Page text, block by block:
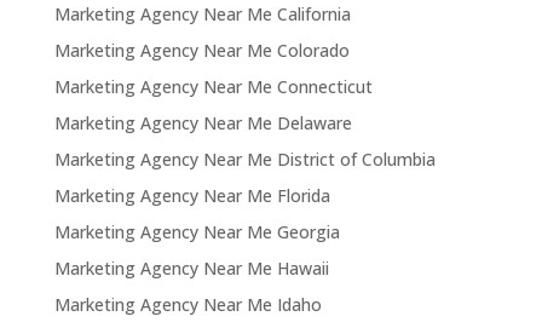
Marketing Agency Near Me California
Marketing Agency Near Me Colorado
Marketing Agency Near Me Connecticut
Marketing Agency Near Me Delaware
Marketing Agency Near Me District of Columbia
Marketing Agency Near Me Florida
Marketing Agency Near Me Georgia
Marketing Agency Near Me Hawaii
Marketing Agency Near Me Idaho